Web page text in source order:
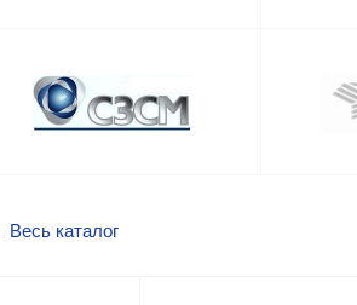
Весь каталог